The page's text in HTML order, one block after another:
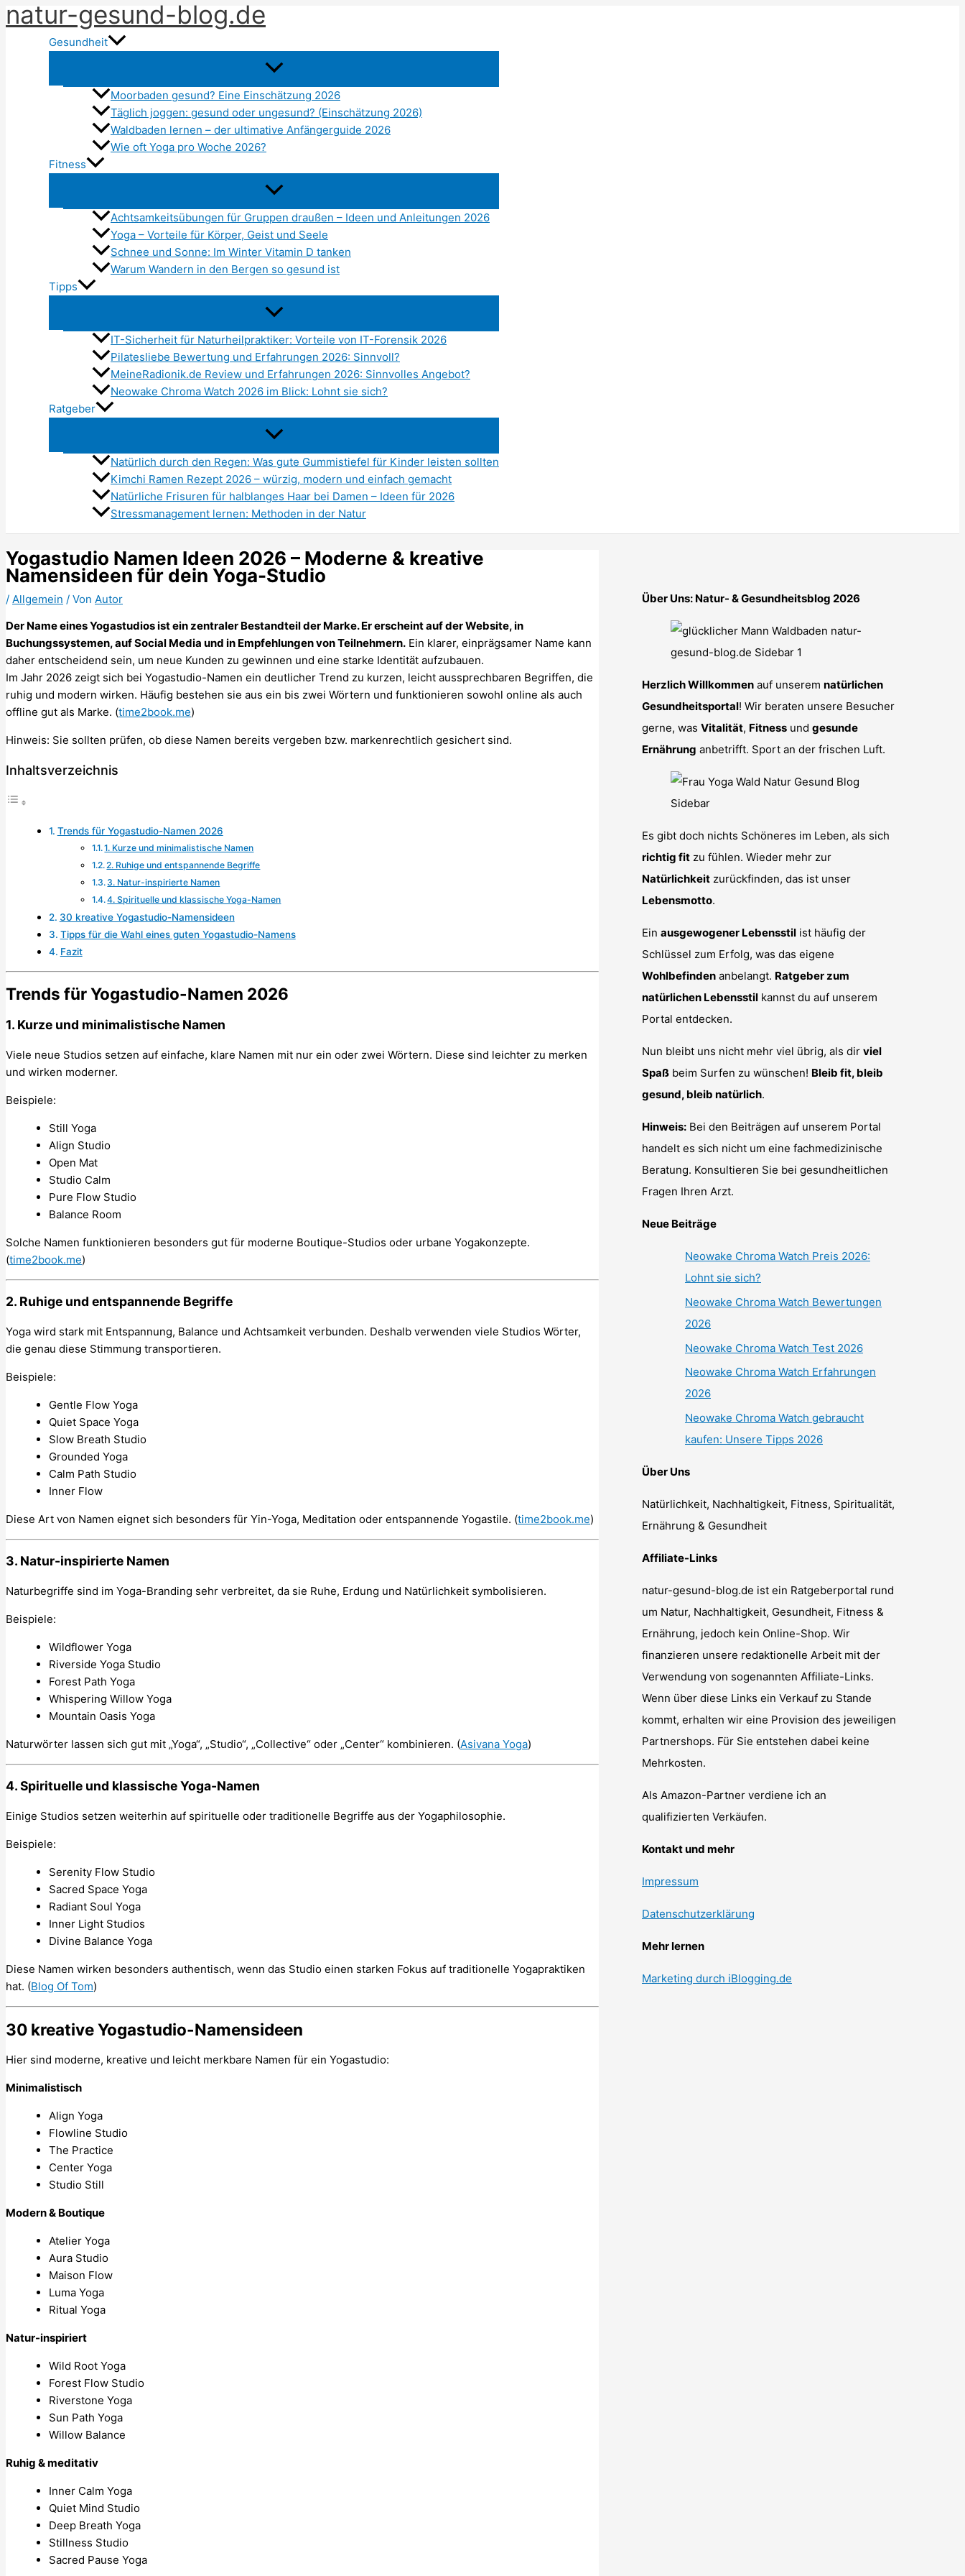
Zum
Inhalt
springen
natur-gesund-blog.de
Gesundheit
Moorbaden gesund? Eine Einschätzung 2026
Täglich joggen: gesund oder ungesund? (Einschätzung 2026)
Waldbaden lernen – der ultimative Anfängerguide 2026
Wie oft Yoga pro Woche 2026?
Fitness
Achtsamkeitsübungen für Gruppen draußen – Ideen und Anleitungen 2026
Yoga – Vorteile für Körper, Geist und Seele
Schnee und Sonne: Im Winter Vitamin D tanken
Warum Wandern in den Bergen so gesund ist
Tipps
IT-Sicherheit für Naturheilpraktiker: Vorteile von IT-Forensik 2026
Pilatesliebe Bewertung und Erfahrungen 2026: Sinnvoll?
MeineRadionik.de Review und Erfahrungen 2026: Sinnvolles Angebot?
Neowake Chroma Watch 2026 im Blick: Lohnt sie sich?
Ratgeber
Natürlich durch den Regen: Was gute Gummistiefel für Kinder leisten sollten
Kimchi Ramen Rezept 2026 – würzig, modern und einfach gemacht
Natürliche Frisuren für halblanges Haar bei Damen – Ideen für 2026
Stressmanagement lernen: Methoden in der Natur
Yogastudio Namen Ideen 2026 – Moderne & kreative
Namensideen für dein Yoga-Studio
/ Allgemein / Von Autor
Der Name eines Yogastudios ist ein zentraler Bestandteil der Marke. Er erscheint auf der Website, in
Buchungssystemen, auf Social Media und in Empfehlungen von Teilnehmern. Ein klarer, einprägsamer Name kann
daher entscheidend sein, um neue Kunden zu gewinnen und eine starke Identität aufzubauen.
Im Jahr 2026 zeigt sich bei Yogastudio-Namen ein deutlicher Trend zu kurzen, leicht aussprechbaren Begriffen, die
ruhig und modern wirken. Häufig bestehen sie aus ein bis zwei Wörtern und funktionieren sowohl online als auch
offline gut als Marke. (time2book.me)
Hinweis: Sie sollten prüfen, ob diese Namen bereits vergeben bzw. markenrechtlich gesichert sind.
Inhaltsverzeichnis
Trends für Yogastudio-Namen 2026
1. Kurze und minimalistische Namen
2. Ruhige und entspannende Begriffe
3. Natur-inspirierte Namen
4. Spirituelle und klassische Yoga-Namen
30 kreative Yogastudio-Namensideen
Tipps für die Wahl eines guten Yogastudio-Namens
Fazit
Trends für Yogastudio-Namen 2026
1. Kurze und minimalistische Namen
Viele neue Studios setzen auf einfache, klare Namen mit nur ein oder zwei Wörtern. Diese sind leichter zu merken
und wirken moderner.
Beispiele:
Still Yoga
Align Studio
Open Mat
Studio Calm
Pure Flow Studio
Balance Room
Solche Namen funktionieren besonders gut für moderne Boutique-Studios oder urbane Yogakonzepte.
(time2book.me)
2. Ruhige und entspannende Begriffe
Yoga wird stark mit Entspannung, Balance und Achtsamkeit verbunden. Deshalb verwenden viele Studios Wörter,
die genau diese Stimmung transportieren.
Beispiele:
Gentle Flow Yoga
Quiet Space Yoga
Slow Breath Studio
Grounded Yoga
Calm Path Studio
Inner Flow
Diese Art von Namen eignet sich besonders für Yin-Yoga, Meditation oder entspannende Yogastile. (time2book.me)
3. Natur-inspirierte Namen
Naturbegriffe sind im Yoga-Branding sehr verbreitet, da sie Ruhe, Erdung und Natürlichkeit symbolisieren.
Beispiele:
Wildflower Yoga
Riverside Yoga Studio
Forest Path Yoga
Whispering Willow Yoga
Mountain Oasis Yoga
Naturwörter lassen sich gut mit „Yoga“, „Studio“, „Collective“ oder „Center“ kombinieren. (Asivana Yoga)
4. Spirituelle und klassische Yoga-Namen
Einige Studios setzen weiterhin auf spirituelle oder traditionelle Begriffe aus der Yogaphilosophie.
Beispiele:
Serenity Flow Studio
Sacred Space Yoga
Radiant Soul Yoga
Inner Light Studios
Divine Balance Yoga
Diese Namen wirken besonders authentisch, wenn das Studio einen starken Fokus auf traditionelle Yogapraktiken
hat. (Blog Of Tom)
30 kreative Yogastudio-Namensideen
Hier sind moderne, kreative und leicht merkbare Namen für ein Yogastudio:
Minimalistisch
Align Yoga
Flowline Studio
The Practice
Center Yoga
Studio Still
Modern & Boutique
Atelier Yoga
Aura Studio
Maison Flow
Luma Yoga
Ritual Yoga
Natur-inspiriert
Wild Root Yoga
Forest Flow Studio
Riverstone Yoga
Sun Path Yoga
Willow Balance
Ruhig & meditativ
Inner Calm Yoga
Quiet Mind Studio
Deep Breath Yoga
Stillness Studio
Sacred Pause Yoga
Über Uns: Natur- & Gesundheitsblog 2026
Herzlich Willkommen auf unserem natürlichen
Gesundheitsportal! Wir beraten unsere Besucher
gerne, was Vitalität, Fitness und gesunde
Ernährung anbetrifft. Sport an der frischen Luft.
Es gibt doch nichts Schöneres im Leben, als sich
richtig fit zu fühlen. Wieder mehr zur
Natürlichkeit zurückfinden, das ist unser
Lebensmotto.
Ein ausgewogener Lebensstil ist häufig der
Schlüssel zum Erfolg, was das eigene
Wohlbefinden anbelangt. Ratgeber zum
natürlichen Lebensstil kannst du auf unserem
Portal entdecken.
Nun bleibt uns nicht mehr viel übrig, als dir viel
Spaß beim Surfen zu wünschen! Bleib fit, bleib
gesund, bleib natürlich.
Hinweis: Bei den Beiträgen auf unserem Portal
handelt es sich nicht um eine fachmedizinische
Beratung. Konsultieren Sie bei gesundheitlichen
Fragen Ihren Arzt.
Neue Beiträge
Neowake Chroma Watch Preis 2026:
Lohnt sie sich?
Neowake Chroma Watch Bewertungen
2026
Neowake Chroma Watch Test 2026
Neowake Chroma Watch Erfahrungen
2026
Neowake Chroma Watch gebraucht
kaufen: Unsere Tipps 2026
Über Uns
Natürlichkeit, Nachhaltigkeit, Fitness, Spiritualität,
Ernährung & Gesundheit
Affiliate-Links
natur-gesund-blog.de ist ein Ratgeberportal rund
um Natur, Nachhaltigkeit, Gesundheit, Fitness &
Ernährung, jedoch kein Online-Shop. Wir
finanzieren unsere redaktionelle Arbeit mit der
Verwendung von sogenannten Affiliate-Links.
Wenn über diese Links ein Verkauf zu Stande
kommt, erhalten wir eine Provision des jeweiligen
Partnershops. Für Sie entstehen dabei keine
Mehrkosten.
Als Amazon-Partner verdiene ich an
qualifizierten Verkäufen.
Kontakt und mehr
Impressum
Datenschutzerklärung
Mehr lernen
Marketing durch iBlogging.de